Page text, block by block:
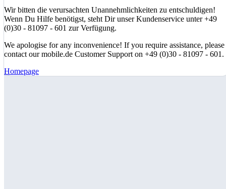
Wir bitten die verursachten Unannehmlichkeiten zu entschuldigen!
Wenn Du Hilfe benötigst, steht Dir unser Kundenservice unter +49
(0)30 - 81097 - 601 zur Verfügung.
We apologise for any inconvenience! If you require assistance, please
contact our mobile.de Customer Support on +49 (0)30 - 81097 - 601.
Homepage